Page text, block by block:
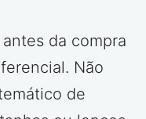
da compra
Não
de